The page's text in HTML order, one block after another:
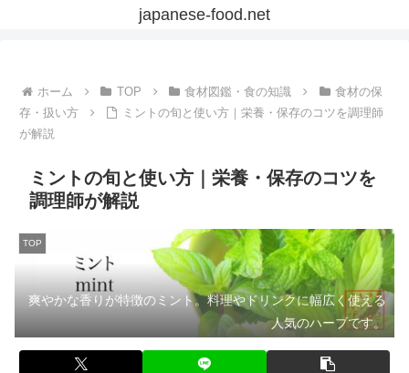
japanese-food.net
ホーム TOP 食材図鑑・食の知識
食材の保
存・扱い方
ミントの旬と使い方｜栄養・保存のコツを調理師
が解説
ミントの旬と使い方｜栄養・保存のコツを
調理師が解説
TOP
爽やかな香りが特徴のミント。料理やドリンクに幅広く使える
人気のハーブです。